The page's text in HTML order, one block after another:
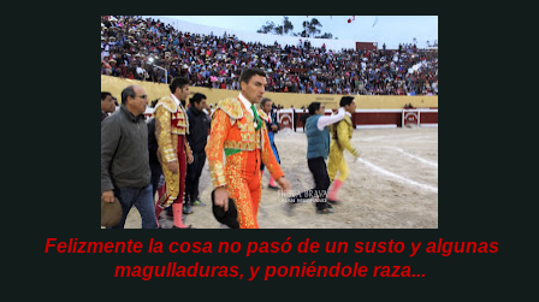
Felizmente la cosa no pasó de un susto y algunas
magulladuras, y poniéndole raza...